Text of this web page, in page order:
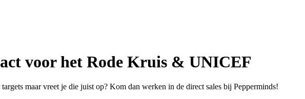
voor het Rode Kruis & UNICEF
maar vreet je die juist op? Kom dan werken in de direct sales bij Pepperminds!